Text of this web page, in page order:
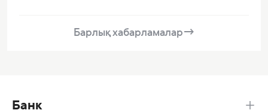
Барлық хабарламалар→
Банк